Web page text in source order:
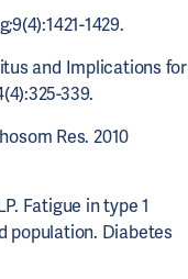
1429.
and Implications for
339.
Res. 2010
Fatigue in type 1
population. Diabetes